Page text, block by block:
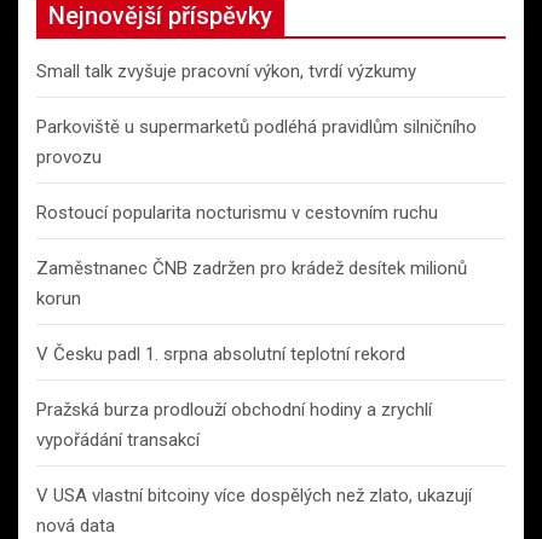
Nejnovější příspěvky
Small talk zvyšuje pracovní výkon, tvrdí výzkumy
Parkoviště u supermarketů podléhá pravidlům silničního
provozu
Rostoucí popularita nocturismu v cestovním ruchu
Zaměstnanec ČNB zadržen pro krádež desítek milionů
korun
V Česku padl 1. srpna absolutní teplotní rekord
Pražská burza prodlouží obchodní hodiny a zrychlí
vypořádání transakcí
V USA vlastní bitcoiny více dospělých než zlato, ukazují
nová data